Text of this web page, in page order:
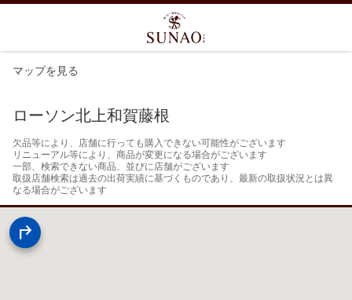
マップを見る
ローソン北上和賀藤根
欠品等により、店舗に行っても購入できない可能性がございます
リニューアル等により、商品が変更になる場合がございます
一部、検索できない商品、並びに店舗がございます
取扱店舗検索は過去の出荷実績に基づくものであり、最新の取扱状況とは異
なる場合がございます